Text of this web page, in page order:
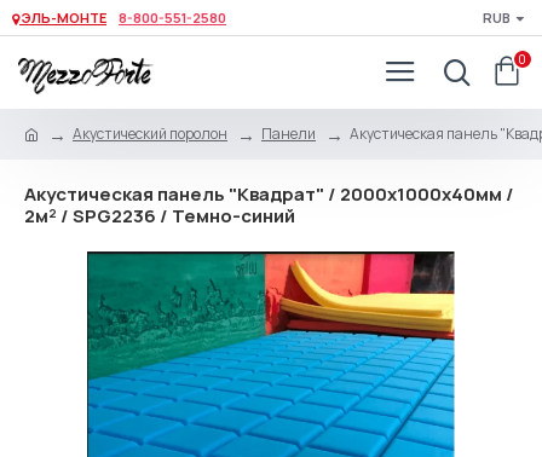
ЭЛЬ-МОНТЕ 8-800-551-2580 RUB
0
Акустический поролон Панели Акустическая панель
Акустическая панель "Квадрат" / 2000х1000х40мм /
2м² / SPG2236 / Темно-синий